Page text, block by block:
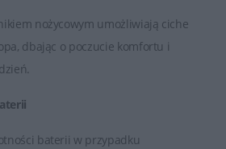
nożycowym umożliwiają ciche
dbając o poczucie komfortu i
baterii w przypadku